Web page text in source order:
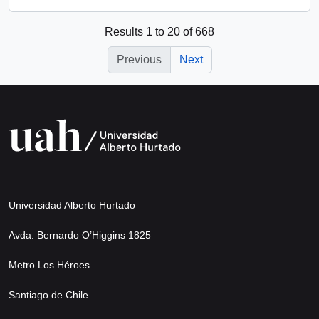
Results 1 to 20 of 668
Previous Next
Universidad Alberto Hurtado
Avda. Bernardo O’Higgins 1825
Metro Los Héroes
Santiago de Chile